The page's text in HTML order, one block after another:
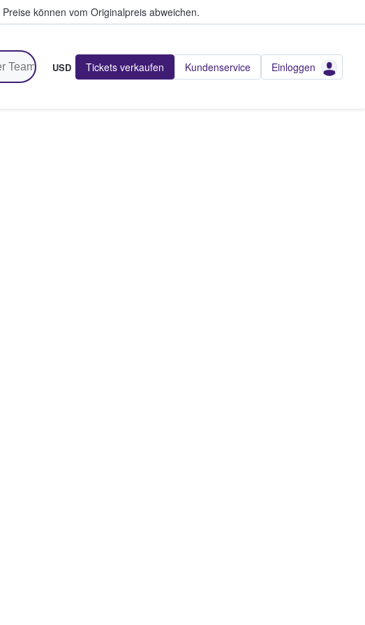
Preise können vom Originalpreis abweichen.
USD Tickets verkaufen Kundenservice Einloggen